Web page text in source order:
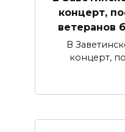
концерт,
ветеранов
В
концерт,